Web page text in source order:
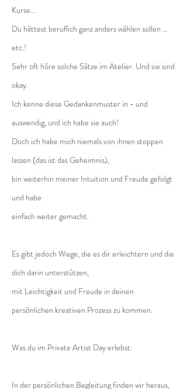
Kurse...
Du hättest beruflich ganz anders wählen sollen ...
etc.!
Sehr oft höre solche Sätze im Atelier. Und sie sind
okay.
Ich kenne diese Gedankenmuster in - und
auswendig, und ich habe sie auch!
Doch ich habe mich niemals von ihnen stoppen
lassen (das ist das Geheimnis),
bin weiterhin meiner Intuition und Freude gefolgt
und habe
einfach weiter gemacht.
Es gibt jedoch Wege, die es dir erleichtern und die
dich darin unterstützen,
mit Leichtigkeit und Freude in deinen
persönlichen kreativen Prozess zu kommen.
Was du im Private Artist Day erlebst:​
In der persönlichen Begleitung finden wir heraus,